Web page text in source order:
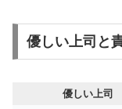
優しい上司と
優しい上司